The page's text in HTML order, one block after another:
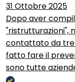
31 Ottobre 2025
Dopo aver
"ristrutturazioni",
contattato da tre
fatto fare il
sono tutte